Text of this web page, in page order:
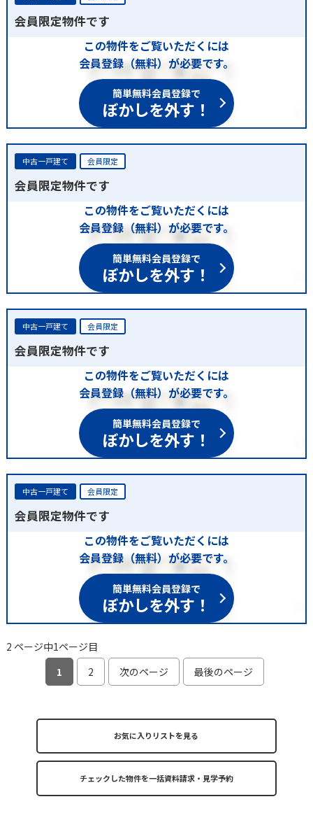
会員限定物件です
この物件をご覧いただくには
会員登録（無料）が必要です。
簡単無料会員登録で
ぼかしを外す！
中古一戸建て 会員限定
会員限定物件です
この物件をご覧いただくには
会員登録（無料）が必要です。
簡単無料会員登録で
ぼかしを外す！
中古一戸建て 会員限定
会員限定物件です
この物件をご覧いただくには
会員登録（無料）が必要です。
簡単無料会員登録で
ぼかしを外す！
中古一戸建て 会員限定
会員限定物件です
この物件をご覧いただくには
会員登録（無料）が必要です。
簡単無料会員登録で
ぼかしを外す！
2 ページ中1ページ目
1
2 次のページ 最後のページ
お気に入りリストを見る